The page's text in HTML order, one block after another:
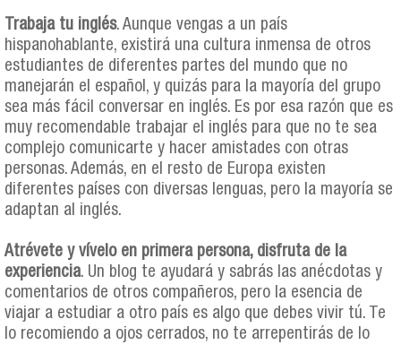
Trabaja tu inglés. Aunque vengas a un país
hispanohablante, existirá una cultura inmensa de otros
estudiantes de diferentes partes del mundo que no
manejarán el español, y quizás para la mayoría del grupo
sea más fácil conversar en inglés. Es por esa razón que es
muy recomendable trabajar el inglés para que no te sea
complejo comunicarte y hacer amistades con otras
personas. Además, en el resto de Europa existen
diferentes países con diversas lenguas, pero la mayoría se
adaptan al inglés.
Atrévete y vívelo en primera persona, disfruta de la
experiencia. Un blog te ayudará y sabrás las anécdotas y
comentarios de otros compañeros, pero la esencia de
viajar a estudiar a otro país es algo que debes vivir tú. Te
lo recomiendo a ojos cerrados, no te arrepentirás de lo